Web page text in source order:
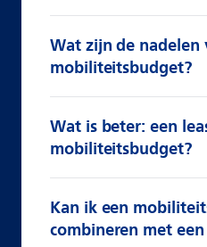
Wat zijn de nadelen
mobiliteitsbudget?
Wat is beter: een
mobiliteitsbudget?
Kan ik een
combineren met